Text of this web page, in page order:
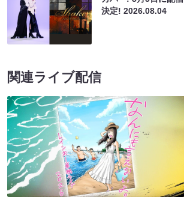
決定!2026.08.04
関連ライブ配信